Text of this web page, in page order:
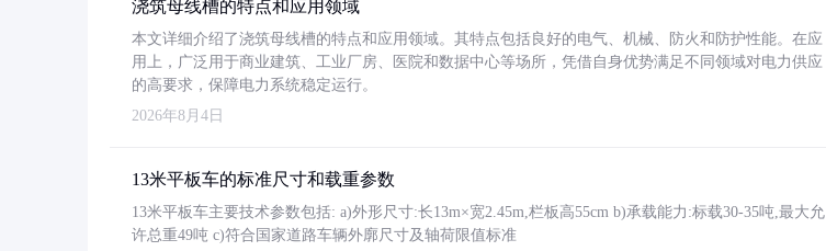
浇筑母线槽的特点和应用领域
本文详细介绍了浇筑母线槽的特点和应用领域。其特点包括良好的电气、机械、防火和防护性能。在应
用上，广泛用于商业建筑、工业厂房、医院和数据中心等场所，凭借自身优势满足不同领域对电力供应
的高要求，保障电力系统稳定运行。
2026年8月4日
13米平板车的标准尺寸和载重参数
13米平板车主要技术参数包括: a)外形尺寸:长13m×宽2.45m,栏板高55cm b)承载能力:标载30-35吨,最大允
许总重49吨 c)符合国家道路车辆外廓尺寸及轴荷限值标准